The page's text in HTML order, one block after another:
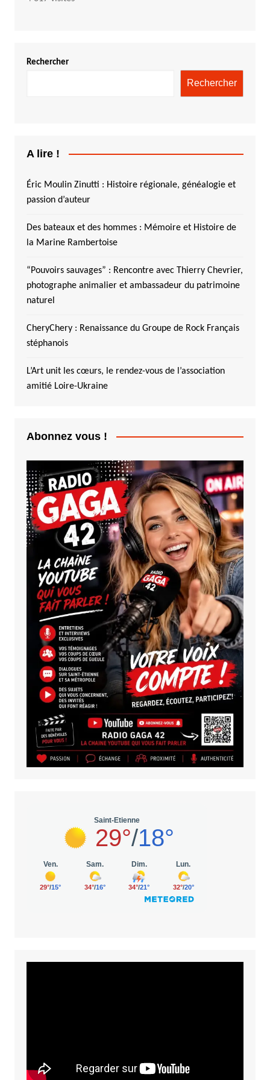
Rechercher
Rechercher
A lire !
Éric Moulin Zinutti : Histoire régionale, généalogie et
passion d’auteur
Des bateaux et des hommes : Mémoire et Histoire de
la Marine Rambertoise
“Pouvoirs sauvages” : Rencontre avec Thierry Chevrier,
photographe animalier et ambassadeur du patrimoine
naturel
CheryChery : Renaissance du Groupe de Rock Français
stéphanois
L’Art unit les cœurs, le rendez-vous de l’association
amitié Loire-Ukraine
Abonnez vous !